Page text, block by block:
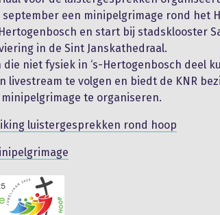
september een minipelgrimage rond het
en start bij stadsklooster
in de Sint Janskathedraal.
die niet fysiek in ‘s-Hertogenbosch deel
livestream te volgen en biedt de KNR
te organiseren.
luistergesprekken rond hoop